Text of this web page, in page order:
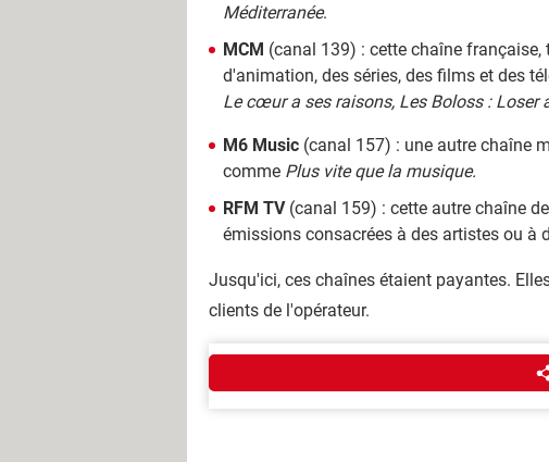
Méditerranée.
MCM (canal 139) : cette chaîne
d'animation, des séries, des films et des
Le cœur a ses raisons, Les Boloss : Loser
M6 Music (canal 157) : une autre chaîne
comme Plus vite que la musique.
RFM TV (canal 159) : cette autre chaîne
émissions consacrées à des artistes ou à
Jusqu'ici, ces chaînes étaient payantes.
clients de l'opérateur.